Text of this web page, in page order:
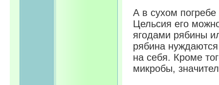
А в сухом
Цельсия его
ягодами рябины
рябина
на себя. Кроме
микробы,